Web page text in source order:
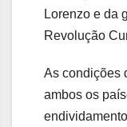
Lorenzo e da
Revolução
As condições
ambos os